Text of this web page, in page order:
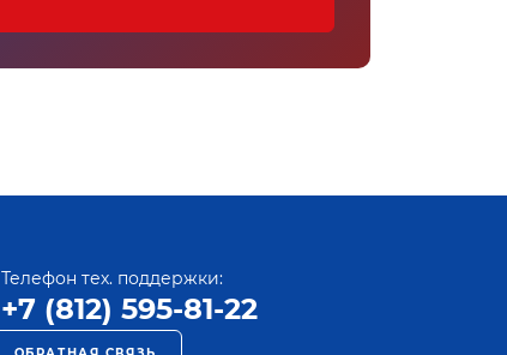
Телефон тех. поддержки:
+7 (812) 595-81-22